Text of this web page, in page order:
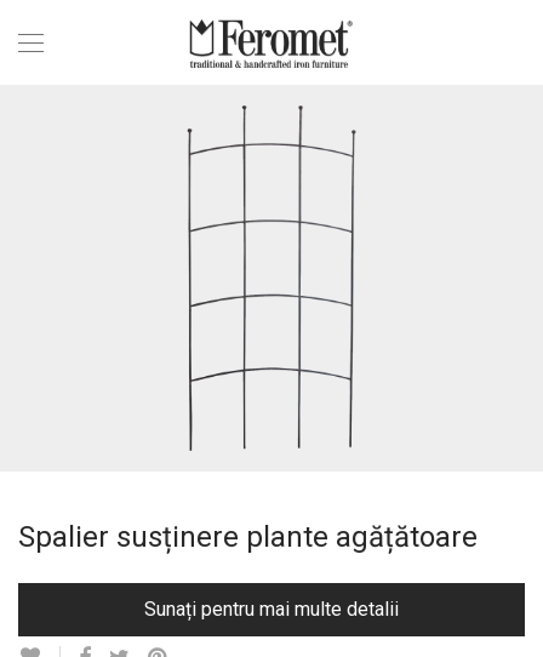
Spalier susținere plante agățătoare
Sunați pentru mai multe detalii